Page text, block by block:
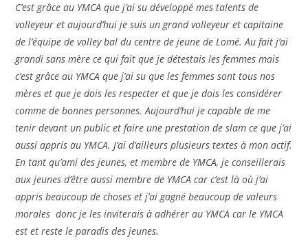
C’est grâce au YMCA que j’ai su développé mes talents de
volleyeur et aujourd’hui je suis un grand volleyeur et capitaine
de l’équipe de volley bal du centre de jeune de Lomé. Au fait j’ai
grandi sans mère ce qui fait que je détestais les femmes mais
c’est grâce au YMCA que j’ai su que les femmes sont tous nos
mères et que je dois les respecter et que je dois les considérer
comme de bonnes personnes. Aujourd’hui je capable de me
tenir devant un public et faire une prestation de slam ce que j’ai
aussi appris au YMCA. J’ai d’ailleurs plusieurs textes à mon actif.
En tant qu’ami des jeunes, et membre de YMCA, je conseillerais
aux jeunes d’être aussi membre de YMCA car c’est là où j’ai
appris beaucoup de choses et j’ai gagné beaucoup de valeurs
morales donc je les inviterais à adhérer au YMCA car le YMCA
est et reste le paradis des jeunes.